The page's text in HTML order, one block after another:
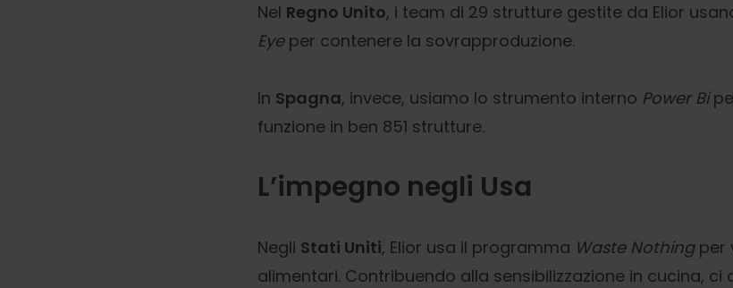
Nel Regno Unito, i team di 29 strutture gestite da Elior
Eye per contenere la sovrapproduzione.
In Spagna, invece, usiamo lo strumento interno Power Bi
funzione in ben 851 strutture.
L’impegno negli Usa
Negli Stati Uniti, Elior usa il programma Waste Nothingper
alimentari. Contribuendo alla sensibilizzazione in cucina,